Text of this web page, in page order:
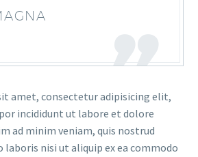
amet, consectetur adipisicing elit,
incididunt ut labore et dolore
ad minim veniam, quis nostrud
nisi ut aliquip ex ea commodo